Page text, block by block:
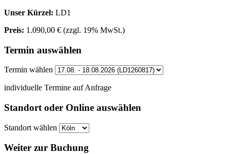
Unser Kürzel: LD1
Preis: 1.090,00 € (zzgl. 19% MwSt.)
Termin auswählen
Termin wählen
individuelle Termine auf Anfrage
Standort oder Online auswählen
Standort wählen
Weiter zur Buchung